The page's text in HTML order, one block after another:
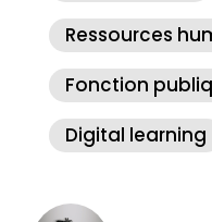
Ressources
Fonction
Digital learning